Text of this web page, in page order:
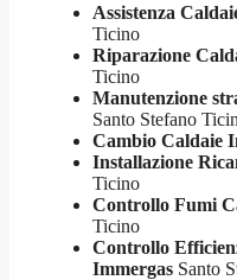
Assistenza
Ticino
Riparazione
Ticino
Manutenzione
Santo Stefano
Cambio Caldaie
Installazione
Ticino
Controllo Fumi
Ticino
Controllo
Immergas Santo